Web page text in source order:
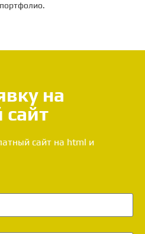
на
сайт
сайт на html и